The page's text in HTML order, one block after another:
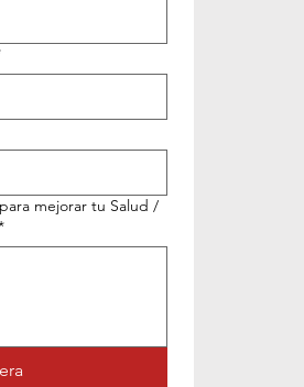
mejorar tu Salud /